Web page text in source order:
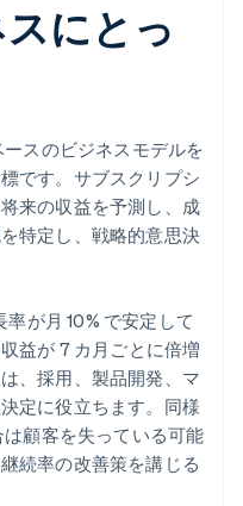
にとっ
スのビジネスモデルを
です。サブスクリプシ
来の収益を予測し、成
特定し、戦略的意思決
が月 10% で安定して
益が 7 カ月ごとに倍増
、採用、製品開発、マ
定に役立ちます。同様
顧客を失っている可能
続率の改善策を講じる